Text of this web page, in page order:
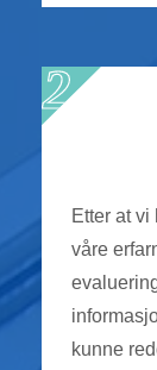
Etter at vi
våre
kunne